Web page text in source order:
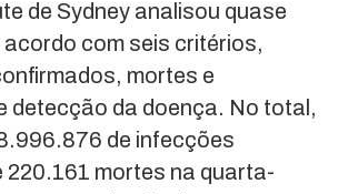
de Sydney analisou quase
acordo com seis critérios,
mortes e
detecção da doença. No total,
de infecções
220.161 mortes na quarta-